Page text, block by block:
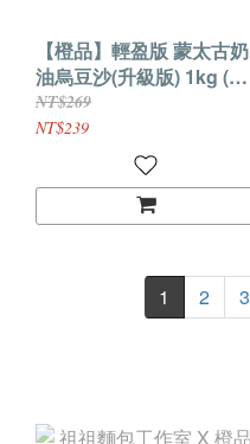
【橙品】輕盈版 蒙太古奶
油烏豆沙(升級版) 1kg (原
裝)
NT$269
NT$239
1 2 3